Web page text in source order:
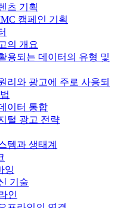
츠 기획
캠페인 기획
의 개요
용되는 데이터의 유형 및
리와 광고에 주로 사용되
이터 통합
털 광고 전략
템과 생태계
잉
기술
인